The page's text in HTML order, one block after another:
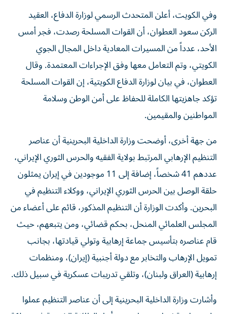
وفي الكويت، أعلن المتحدث الرسمي لوزارة الدفاع، العقيد
الركن سعود العطوان، أن القوات المسلحة رصدت، فجر أمس
الأحد، عدداً من المسيرات المعادية داخل المجال الجوي
الكويتي، وتم التعامل معها وفق الإجراءات المعتمدة. وقال
العطوان، في بيان لوزارة الدفاع الكويتية، إن القوات المسلحة
تؤكد جاهزيتها الكاملة للحفاظ على أمن الوطن وسلامة
المواطنين والمقيمين.
من جهة أخرى، أوضحت وزارة الداخلية البحرينية أن عناصر
التنظيم الإرهابي المرتبط بولاية الفقيه والحرس الثوري الإيراني،
عددهم 41 شخصاً، إضافة إلى 11 موجودين في إيران يمثلون
حلقة الوصل بين الحرس الثوري الإيراني، ووكلاء التنظيم في
البحرين. وأكدت الوزارة أن التنظيم المذكور، قائم على أعضاء من
المجلس العلمائي المنحل، بحكم قضائي، ومن يتبعهم، حيث
قام عناصره بتأسيس جماعة إرهابية وتولي قيادتها، بجانب
تمويل الإرهاب والتخابر مع دولة أجنبية (إيران)، ومنظمات
إرهابية (العراق ولبنان)، وتلقي تدريبات عسكرية في سبيل ذلك.
وأشارت وزارة الداخلية البحرينية إلى أن عناصر التنظيم عملوا